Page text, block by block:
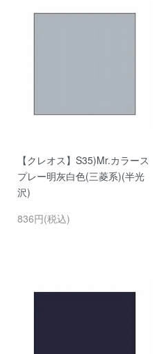
【クレオス】S35)Mr.カラース
プレー明灰白色(三菱系)(半光
沢)
836円(税込)